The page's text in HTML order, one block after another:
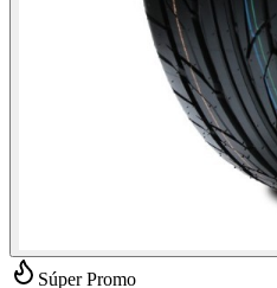
Súper Promo